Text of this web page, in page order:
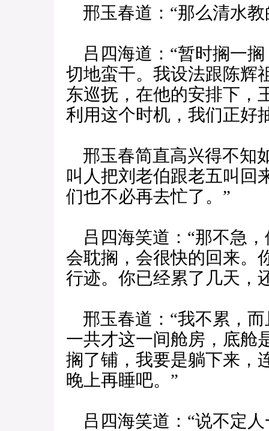
邢玉春道：“那么清水教
吕四海道：“暂时搁一
切地蛮干。我设法跟陈辉
东巡抚，在他的安排下，
利用这个时机，我们正好
邢玉春简直高兴得不知
叫人把刘老伯跟老五叫回
们也不必再去忙了。”
吕四海笑道：“那不急
会耽搁，会很快的回来。
行迹。你已经累了几天，
邢玉春道：“我不累，
一共才这一间舱房，底舱
搁了铺，我要是躺下来，
晚上再睡吧。”
吕四海笑道：“说不定